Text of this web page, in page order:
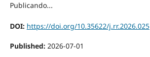
Publicando...
DOI: https://doi.org/10.35622/j.rr.2026.025
Published: 2026-07-01